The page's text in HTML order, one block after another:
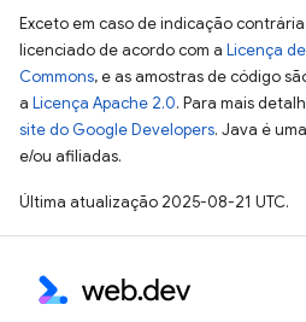
Exceto em caso de indicação
licenciado de acordo com a Licença
Commons, e as amostras de código
a Licença Apache 2.0. Para mais
site do Google Developers. Java é
e/ou afiliadas.
Última atualização 2025-08-21 UTC.